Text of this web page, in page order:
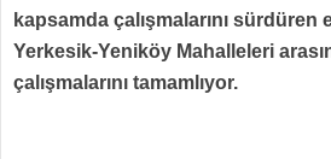
kapsamda çalışmalarını
Yerkesik-Yeniköy Mahalleleri
çalışmalarını tamamlıyor.